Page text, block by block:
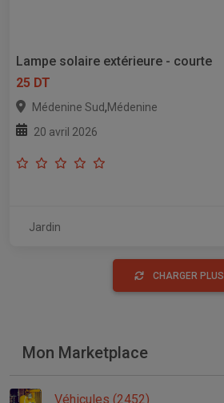
Lampe solaire extérieure - courte
25 DT
Médenine Sud,Médenine
20 avril 2026
Jardin
CHARGER PLUS
Mon Marketplace
Véhicules (2452)